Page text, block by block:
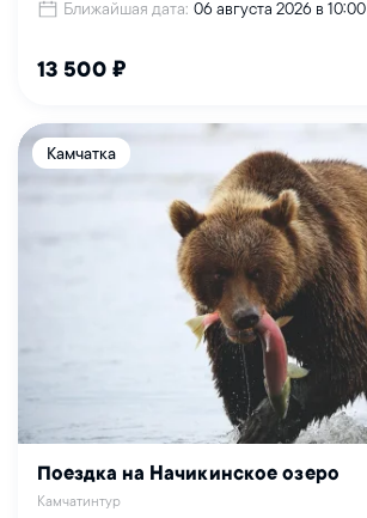
Ближайшая дата: 06 августа 2026 в 10:00
13 500 ₽
Камчатка
Поездка на Начикинское озеро
Камчатинтур